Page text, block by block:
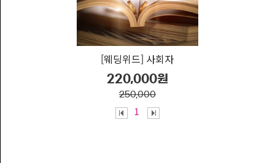
[웨딩위드] 사회자
220,000원
250,000
웨딩위드
1